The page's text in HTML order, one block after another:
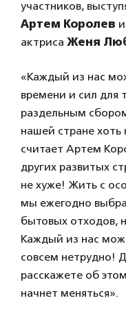
участников,
Артем Королев
актриса Женя
«Каждый из нас
времени и сил для
раздельным
нашей стране
считает Артем
других развитых
не хуже! Жить с
мы ежегодно
бытовых отходов,
Каждый из нас
совсем нетрудно!
расскажете об
начнет меняться».